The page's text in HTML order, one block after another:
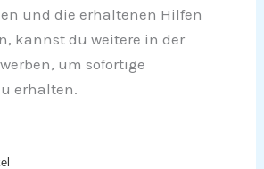
und die erhaltenen Hilfen
kannst du weitere in der
um sofortige
erhalten.